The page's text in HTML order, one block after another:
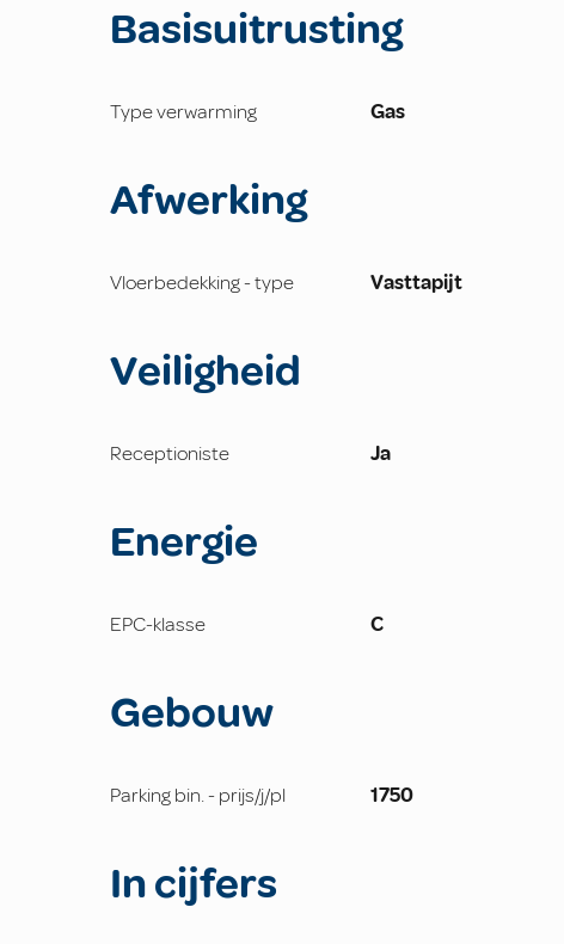
Basisuitrusting
Type verwarming Gas
Afwerking
Vloerbedekking - type Vasttapijt
Veiligheid
Receptioniste Ja
Energie
EPC-klasse C
Gebouw
Parking bin. - prijs/j/pl 1750
In cijfers